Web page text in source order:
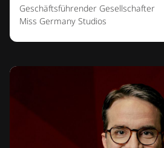
Geschäftsführender Gesellschafter
Miss Germany Studios